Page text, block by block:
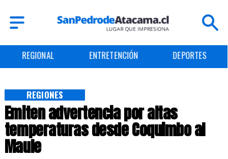
REGIONAL ENTRETENCIÓN DEPORTES
Emiten advertencia por altas
temperaturas desde Coquimbo al
Maule
REGIONES